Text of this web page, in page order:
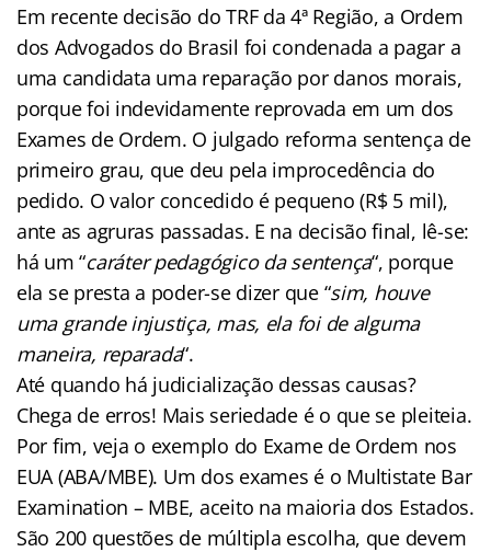
Em recente decisão do TRF da 4ª Região, a Ordem
dos Advogados do Brasil foi condenada a pagar a
uma candidata uma reparação por danos morais,
porque foi indevidamente reprovada em um dos
Exames de Ordem. O julgado reforma sentença de
primeiro grau, que deu pela improcedência do
pedido. O valor concedido é pequeno (R$ 5 mil),
ante as agruras passadas. E na decisão final, lê-se:
há um “caráter pedagógico da sentença“, porque
ela se presta a poder-se dizer que “sim, houve
uma grande injustiça, mas, ela foi de alguma
maneira, reparada“.
Até quando há judicialização dessas causas?
Chega de erros! Mais seriedade é o que se pleiteia.
Por fim, veja o exemplo do Exame de Ordem nos
EUA (ABA/MBE). Um dos exames é o Multistate Bar
Examination – MBE, aceito na maioria dos Estados.
São 200 questões de múltipla escolha, que devem